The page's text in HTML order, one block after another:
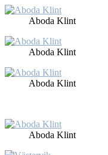
Abo­da Klint
Abo­da Klint
Abo­da Klint
Abo­da Klint